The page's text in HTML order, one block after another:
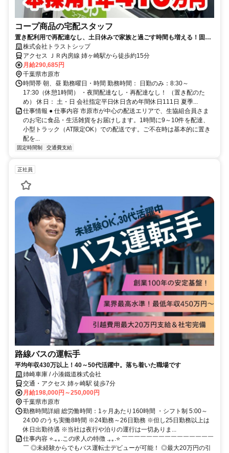
コープ商品の宅配スタッフ
置き配利用で再配達なし、土日休みで家族と過ごす時間も増える！固定
ルートで未経験でも安心
株式会社トラストシップ
アクセス ＪＲ内房線 姉ヶ崎駅から徒歩約15分
月給290,685円
千葉県市原市
時間帯 朝、昼 勤務曜日・時間 勤務時間： 日勤のみ：8:30～
17:30（休憩1時間） ・夜間配達なし・再配達なし！ （置き配のた
め） 休日： 土・日 会社指定平日休日含め年間休日111日 夏季...
仕事情報 ● 仕事内容 市原市が中心の配送エリアで、生協組合員さま
のお宅に食品・生活雑貨をお届けします。1時間に9～10件を配達、
小型トラック（AT限定OK）での配送です。ご不在時は基本的に置き
配を...
固定時間制 交通費支給
正社員
路線バスの運転手
平均年収430万以上！40～50代活躍中。落ち着いた職場です
姉崎車庫 / 小湊鐵道株式会社
交通・アクセス 姉ヶ崎駅 徒歩7分
月給198,000円～250,000円
千葉県市原市
勤務時間詳細 総労働時間：1ヶ月あたり160時間 ・シフト制 5:00～
24:00 のうち実働8時間 ※24勤務～26日勤務 ※但し25日勤務以上は
休日出勤待遇 ※当社は夜行や泊りの運行は一切ありま...
仕事内容 ⭐.｡｡.この求人の特徴 .｡｡.⭐ ￣￣￣￣￣￣￣￣￣￣￣￣￣￣￣
￣ ◎未経験からでもバス運転士デビューが可能！ ◎最大20万円の引